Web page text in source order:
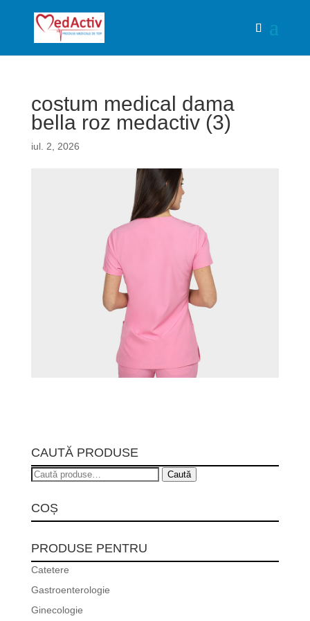
costum medical dama
bella roz medactiv (3)
iul. 2, 2026
CAUTĂ PRODUSE
Caută
Caută
COȘ
PRODUSE PENTRU
Catetere
Gastroenterologie
Ginecologie